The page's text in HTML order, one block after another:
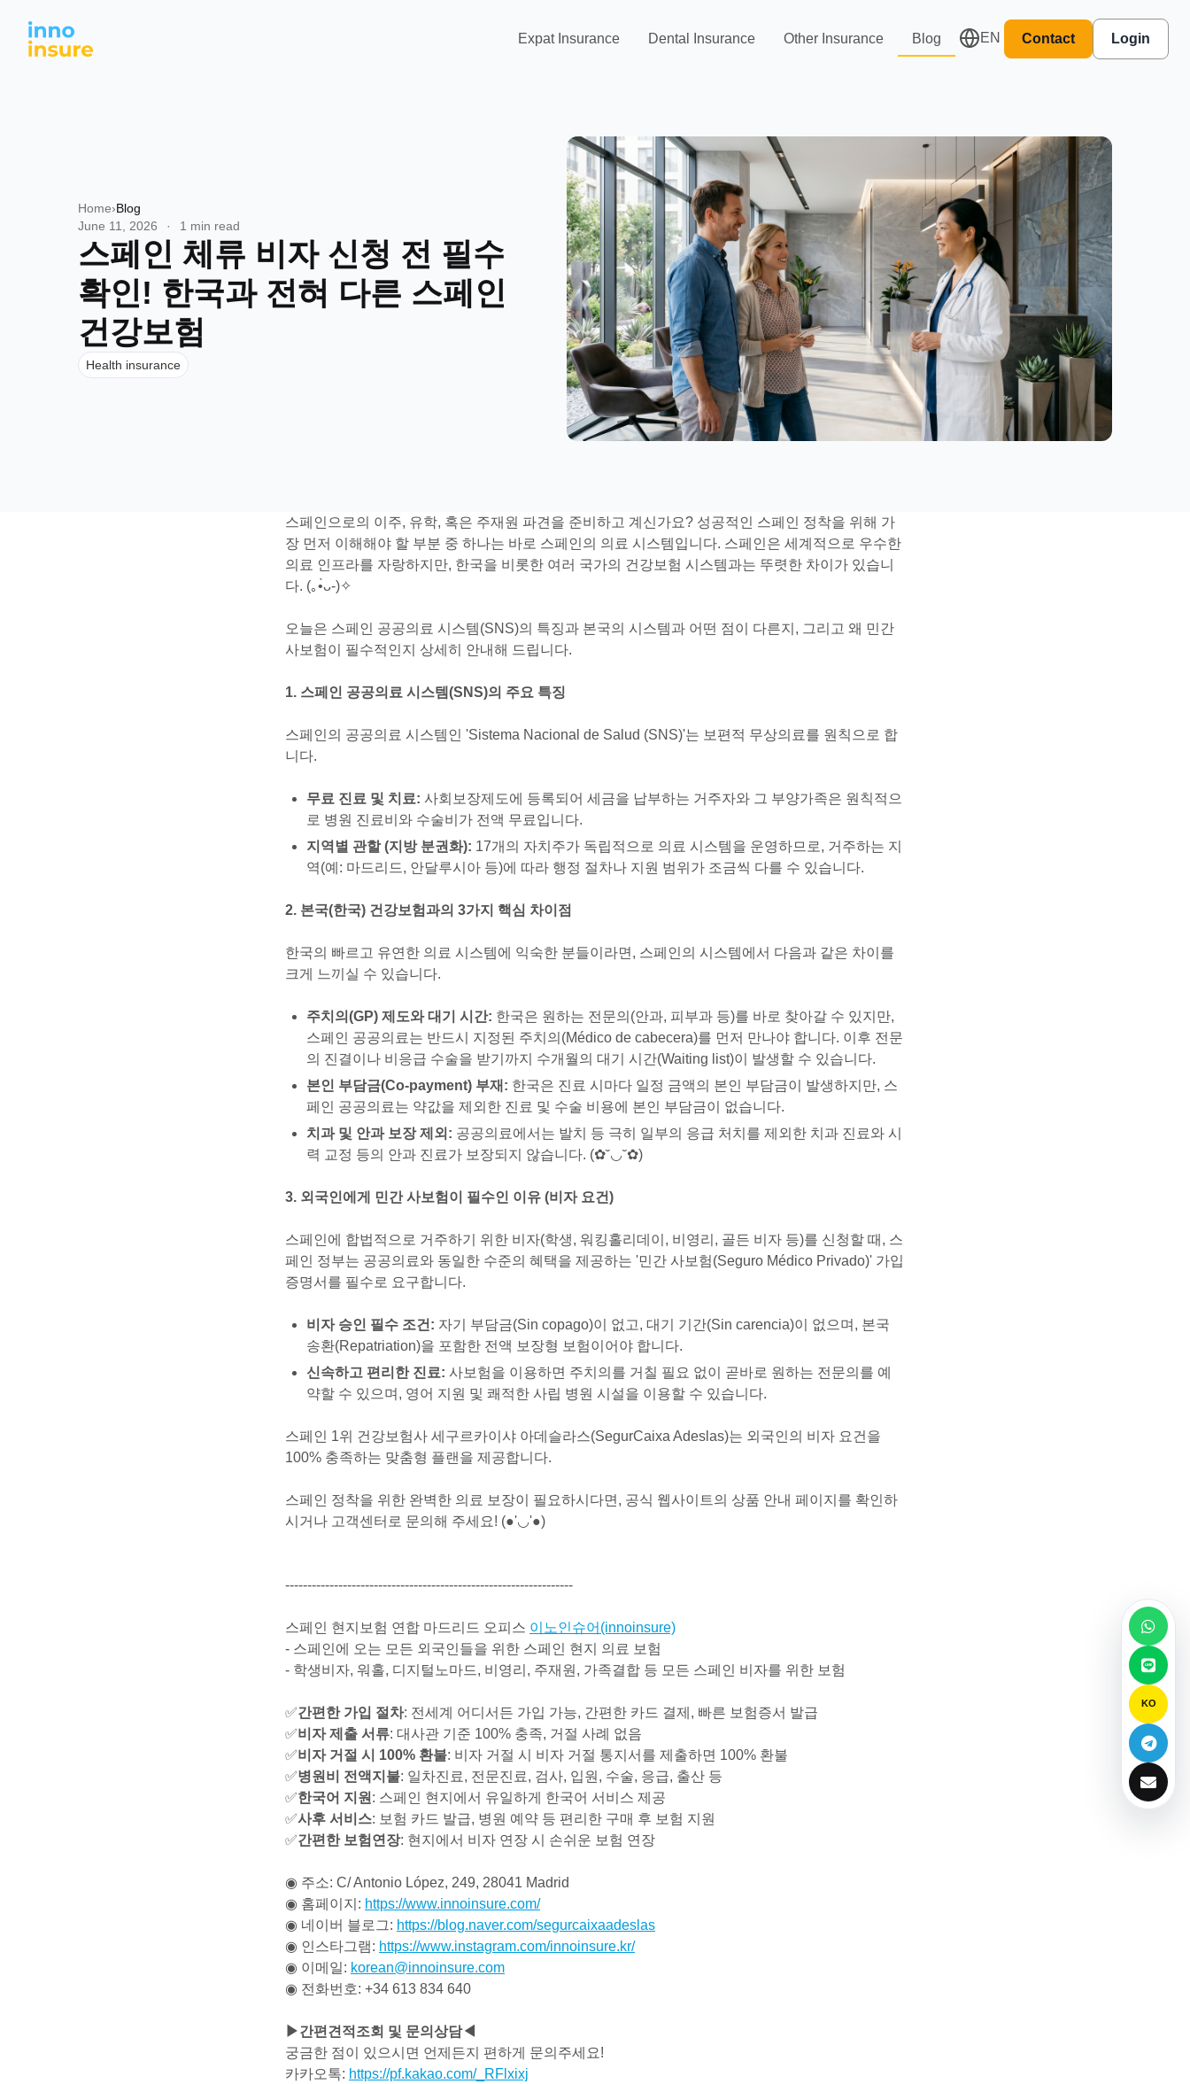
Expat Insurance Dental Insurance Other Insurance Blog EN Contact Login
Home›Blog
June 11, 2026
· 1 min read
스페인 체류 비자 신청 전 필수
확인! 한국과 전혀 다른 스페인
건강보험
Health insurance
스페인으로의 이주, 유학, 혹은 주재원 파견을 준비하고 계신가요? 성공적인 스페인 정착을 위해 가
장 먼저 이해해야 할 부분 중 하나는 바로 스페인의 의료 시스템입니다. 스페인은 세계적으로 우수한
의료 인프라를 자랑하지만, 한국을 비롯한 여러 국가의 건강보험 시스템과는 뚜렷한 차이가 있습니
다. (｡•̀ᴗ-)✧
오늘은 스페인 공공의료 시스템(SNS)의 특징과 본국의 시스템과 어떤 점이 다른지, 그리고 왜 민간
사보험이 필수적인지 상세히 안내해 드립니다.
1. 스페인 공공의료 시스템(SNS)의 주요 특징
스페인의 공공의료 시스템인 'Sistema Nacional de Salud (SNS)'는 보편적 무상의료를 원칙으로 합
니다.
무료 진료 및 치료: 사회보장제도에 등록되어 세금을 납부하는 거주자와 그 부양가족은 원칙적으
로 병원 진료비와 수술비가 전액 무료입니다.
지역별 관할 (지방 분권화): 17개의 자치주가 독립적으로 의료 시스템을 운영하므로, 거주하는 지
역(예: 마드리드, 안달루시아 등)에 따라 행정 절차나 지원 범위가 조금씩 다를 수 있습니다.
2. 본국(한국) 건강보험과의 3가지 핵심 차이점
한국의 빠르고 유연한 의료 시스템에 익숙한 분들이라면, 스페인의 시스템에서 다음과 같은 차이를
크게 느끼실 수 있습니다.
주치의(GP) 제도와 대기 시간: 한국은 원하는 전문의(안과, 피부과 등)를 바로 찾아갈 수 있지만,
스페인 공공의료는 반드시 지정된 주치의(Médico de cabecera)를 먼저 만나야 합니다. 이후 전문
의 진결이나 비응급 수술을 받기까지 수개월의 대기 시간(Waiting list)이 발생할 수 있습니다.
본인 부담금(Co-payment) 부재: 한국은 진료 시마다 일정 금액의 본인 부담금이 발생하지만, 스
페인 공공의료는 약값을 제외한 진료 및 수술 비용에 본인 부담금이 없습니다.
치과 및 안과 보장 제외: 공공의료에서는 발치 등 극히 일부의 응급 처치를 제외한 치과 진료와 시
력 교정 등의 안과 진료가 보장되지 않습니다. (✿˘◡˘✿)
3. 외국인에게 민간 사보험이 필수인 이유 (비자 요건)
스페인에 합법적으로 거주하기 위한 비자(학생, 워킹홀리데이, 비영리, 골든 비자 등)를 신청할 때, 스
페인 정부는 공공의료와 동일한 수준의 혜택을 제공하는 '민간 사보험(Seguro Médico Privado)' 가입
증명서를 필수로 요구합니다.
비자 승인 필수 조건: 자기 부담금(Sin copago)이 없고, 대기 기간(Sin carencia)이 없으며, 본국
송환(Repatriation)을 포함한 전액 보장형 보험이어야 합니다.
신속하고 편리한 진료: 사보험을 이용하면 주치의를 거칠 필요 없이 곧바로 원하는 전문의를 예
약할 수 있으며, 영어 지원 및 쾌적한 사립 병원 시설을 이용할 수 있습니다.
스페인 1위 건강보험사 세구르카이샤 아데슬라스(SegurCaixa Adeslas)는 외국인의 비자 요건을
100% 충족하는 맞춤형 플랜을 제공합니다.
스페인 정착을 위한 완벽한 의료 보장이 필요하시다면, 공식 웹사이트의 상품 안내 페이지를 확인하
시거나 고객센터로 문의해 주세요! (●'◡'●)
-----------------------------------------------------------------
스페인 현지보험 연합 마드리드 오피스 이노인슈어(innoinsure)
- 스페인에 오는 모든 외국인들을 위한 스페인 현지 의료 보험
- 학생비자, 워홀, 디지털노마드, 비영리, 주재원, 가족결합 등 모든 스페인 비자를 위한 보험
✅간편한 가입 절차: 전세계 어디서든 가입 가능, 간편한 카드 결제, 빠른 보험증서 발급
✅비자 제출 서류: 대사관 기준 100% 충족, 거절 사례 없음
✅비자 거절 시 100% 환불: 비자 거절 시 비자 거절 통지서를 제출하면 100% 환불
✅병원비 전액지불: 일차진료, 전문진료, 검사, 입원, 수술, 응급, 출산 등
✅한국어 지원 : 스페인 현지에서 유일하게 한국어 서비스 제공
✅사후 서비스: 보험 카드 발급, 병원 예약 등 편리한 구매 후 보험 지원
✅간편한 보험연장: 현지에서 비자 연장 시 손쉬운 보험 연장
◉ 주소: C/ Antonio López, 249, 28041 Madrid
◉ 홈페이지: https://www.innoinsure.com/
◉ 네이버 블로그: https://blog.naver.com/segurcaixaadeslas
◉ 인스타그램: https://www.instagram.com/innoinsure.kr/
◉ 이메일: korean@innoinsure.com
◉ 전화번호: +34 613 834 640
▶간편견적조회 및 문의상담◀
궁금한 점이 있으시면 언제든지 편하게 문의주세요!
카카오톡: https://pf.kakao.com/_RFlxixj
KO